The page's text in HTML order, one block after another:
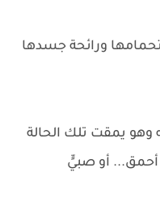
ورائحة جسدها
وهو يمقت تلك الحالة
أحمق... أو صبيٍّ